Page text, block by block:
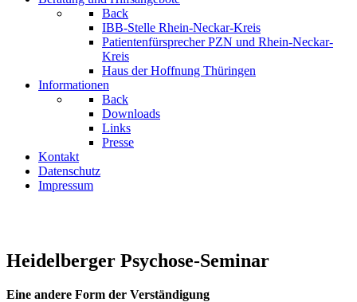
Back
IBB-Stelle Rhein-Neckar-Kreis
Patientenfürsprecher PZN und Rhein-Neckar-
Kreis
Haus der Hoffnung Thüringen
Informationen
Back
Downloads
Links
Presse
Kontakt
Datenschutz
Impressum
Heidelberger Psychose-Seminar
Eine andere Form der Verständigung